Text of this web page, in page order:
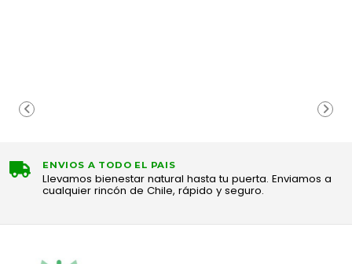
ENVIOS A TODO EL PAIS
Llevamos bienestar natural hasta tu puerta. Enviamos a
cualquier rincón de Chile, rápido y seguro.